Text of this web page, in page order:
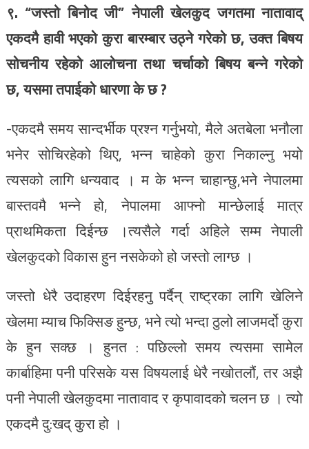
९. “जस्तो बिनोद जी” नेपाली खेलकुद जगतमा नातावाद्
एकदमै हावी भएको कुरा बारम्बार उठ्ने गरेको छ, उक्त बिषय
सोचनीय रहेको आलोचना तथा चर्चाको बिषय बन्ने गरेको
छ,यसमा तपाईको धारणा के छ ?
-एकदमै समय सान्दर्भीक प्रश्न गर्नुभयो, मैले अतबेला भनौला
भनेर सोचिरहेको थिए, भन्न चाहेको कुरा निकाल्नु भयो
त्यसको लागि धन्यवाद । म के भन्न चाहान्छु,भने नेपालमा
बास्तवमै भन्ने हो, नेपालमा आफ्नो मान्छेलाई मात्र
प्राथमिकता दिईन्छ ।त्यसैले गर्दा अहिले सम्म नेपाली
खेलकुदको विकास हुन नसकेको हो जस्तो लाग्छ ।
जस्तो धेरै उदाहरण दिईरहनु पर्दैन् राष्ट्रका लागि खेलिने
खेलमा म्याच फिक्सिङ हुन्छ, भने त्यो भन्दा ठुलो लाजमर्दो कुरा
के हुन सक्छ । हुनत : पछिल्लो समय त्यसमा सामेल
कार्बाहिमा पनी परिसके यस विषयलाई धेरै नखोतलौं, तर अझै
पनी नेपाली खेलकुदमा नातावाद र कृपावादको चलन छ । त्यो
एकदमै दु:खद् कुरा हो ।